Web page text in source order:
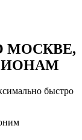
МОСКВЕ,
быстро